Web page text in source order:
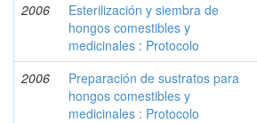
2006
Esterilización y siembra de
hongos comestibles y
medicinales : Protocolo
2006
Preparación de sustratos para
hongos comestibles y
medicinales : Protocolo